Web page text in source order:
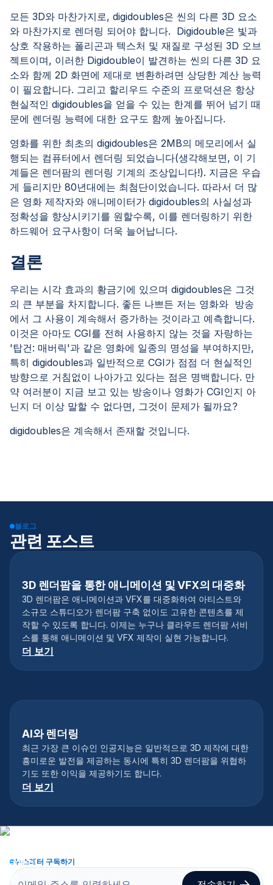
모든 3D와 마찬가지로, digidoubles은 씬의 다른 3D 요소
와 마찬가지로 렌더링 되어야 합니다. Digidouble은 빛과
상호 작용하는 폴리곤과 텍스처 및 재질로 구성된 3D 오브
젝트이며, 이러한 Digidouble이 발견하는 씬의 다른 3D 요
소와 함께 2D 화면에 제대로 변환하려면 상당한 계산 능력
이 필요합니다. 그리고 할리우드 수준의 프로덕션은 항상
현실적인 digidoubles을 얻을 수 있는 한계를 뛰어 넘기 때
문에 렌더링 능력에 대한 요구도 함께 높아집니다.
영화를 위한 최초의 digidoubles은 2MB의 메모리에서 실
행되는 컴퓨터에서 렌더링 되었습니다(생각해보면, 이 기
계들은 렌더팜의 렌더링 기계의 조상입니다!). 지금은 우습
게 들리지만 80년대에는 최첨단이었습니다. 따라서 더 많
은 영화 제작자와 애니메이터가 digidoubles의 사실성과
정확성을 향상시키기를 원할수록, 이를 렌더링하기 위한
하드웨어 요구사항이 더욱 늘어납니다.
결론
우리는 시각 효과의 황금기에 있으며 digidoubles은 그것
의 큰 부분을 차지합니다. 좋든 나쁘든 저는 영화와 방송
에서 그 사용이 계속해서 증가하는 것이라고 예측합니다.
이것은 아마도 CGI를 전혀 사용하지 않는 것을 자랑하는
'탑건: 매버릭'과 같은 영화에 일종의 명성을 부여하지만,
특히 digidoubles과 일반적으로 CGI가 점점 더 현실적인
방향으로 거침없이 나아가고 있다는 점은 명백합니다. 만
약 여러분이 지금 보고 있는 방송이나 영화가 CGI인지 아
닌지 더 이상 말할 수 없다면, 그것이 문제가 될까요?
digidoubles은 계속해서 존재할 것입니다.
블로그
관련 포스트
3D 렌더팜을 통한 애니메이션 및 VFX의 대중화
3D 렌더팜은 애니메이션과 VFX를 대중화하여 아티스트와
소규모 스튜디오가 렌더팜 구축 없이도 고유한 콘텐츠를 제
작할 수 있도록 합니다. 이제는 누구나 클라우드 렌더팜 서비
스를 통해 애니메이션 및 VFX 제작이 실현 가능합니다.
더 보기
AI와 렌더링
최근 가장 큰 이슈인 인공지능은 일반적으로 3D 제작에 대한
흥미로운 발전을 제공하는 동시에 특히 3D 렌더팜을 위협하
기도 또한 이익을 제공하기도 합니다.
더 보기
뉴스레터 구독하기